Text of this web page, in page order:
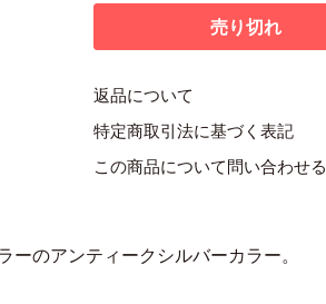
返品について
特定商取引法に基づく表記
この商品について問い合わせる
のアンティークシルバーカラー。